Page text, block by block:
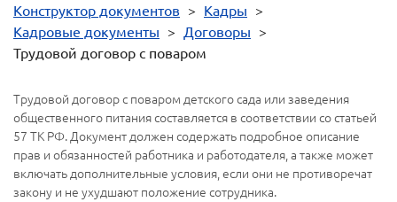
Конструктор документов > Кадры >
Кадровые документы > Договоры >
Трудовой договор с поваром
Трудовой договор с поваром детского сада или заведения
общественного питания составляется в соответствии со статьей
57 ТК РФ. Документ должен содержать подробное описание
прав и обязанностей работника и работодателя, а также может
включать дополнительные условия, если они не противоречат
закону и не ухудшают положение сотрудника.